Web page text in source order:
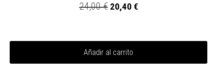
24,00 € 20,40 €
Añadir al carrito